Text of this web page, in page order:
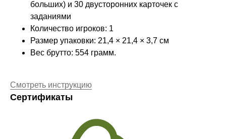
больших) и 30 двусторонних карточек с
заданиями
Количество игроков: 1
Размер упаковки: 21,4 × 21,4 × 3,7 см
Вес брутто: 554 грамм.
Смотреть инструкцию
Сертификаты
Оставайтесь в курсе новостей и
узнавайте первыми о наших